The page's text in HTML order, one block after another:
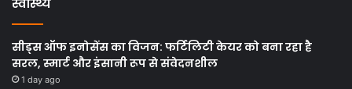
स्वास्थ्य
सीड्स ऑफ इनोसेंस का विजन: फर्टिलिटी केयर को बना रहा है
सरल, स्मार्ट और इंसानी रूप से संवेदनशील
1 day ago